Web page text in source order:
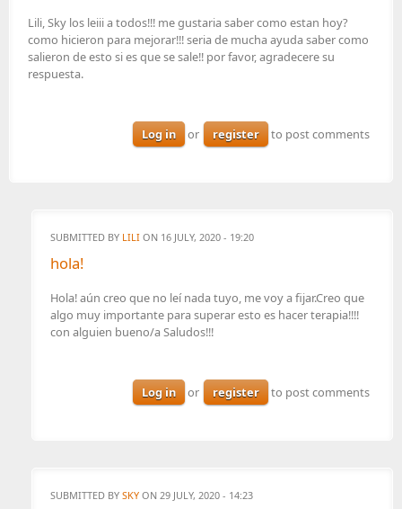
Lili, Sky los leiii a todos!!! me gustaria saber como estan hoy?
como hicieron para mejorar!!! seria de mucha ayuda saber como
salieron de esto si es que se sale!! por favor, agradecere su
respuesta.
Log in or register to post comments
SUBMITTED BY LILI ON 16 JULY, 2020 - 19:20
hola!
Hola! aún creo que no leí nada tuyo, me voy a fijar.Creo que
algo muy importante para superar esto es hacer terapia!!!!
con alguien bueno/a Saludos!!!
Log in or register to post comments
SUBMITTED BY SKY ON 29 JULY, 2020 - 14:23